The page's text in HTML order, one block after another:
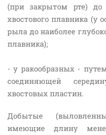
(при закрытом рте) до
хвостового плавника
рыла до наиболее
плавника);
- у ракообразных -
соединяющей
хвостовых пластин.
Добытые
имеющие длину